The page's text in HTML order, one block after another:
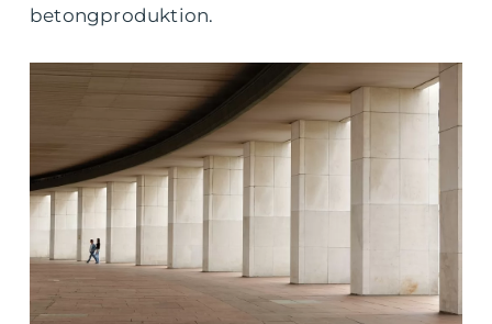
betongproduktion.